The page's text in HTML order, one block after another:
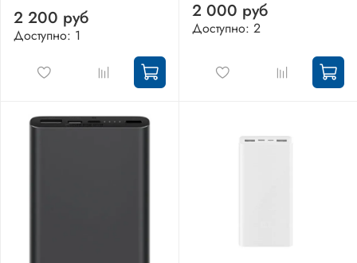
2 200 руб
Доступно: 1
2 000 руб
Доступно: 2